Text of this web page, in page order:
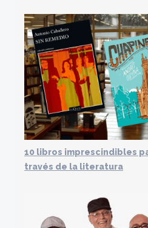
10 libros imprescindibles
través de la literatura